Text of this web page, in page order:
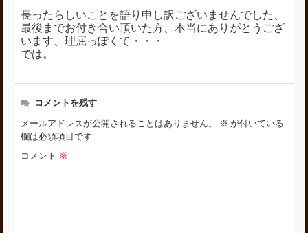
長ったらしいことを語り申し訳ございませんでした、
最後までお付き合い頂いた方、本当にありがとうござ
います、理屈っぽくて・・・
では。
コメントを残す
メールアドレスが公開されることはありません。 ※ が付いている
欄は必須項目です
コメント ※